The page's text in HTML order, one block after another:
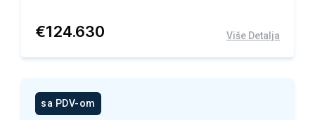
€124.630 Više Detalja
sa PDV-om